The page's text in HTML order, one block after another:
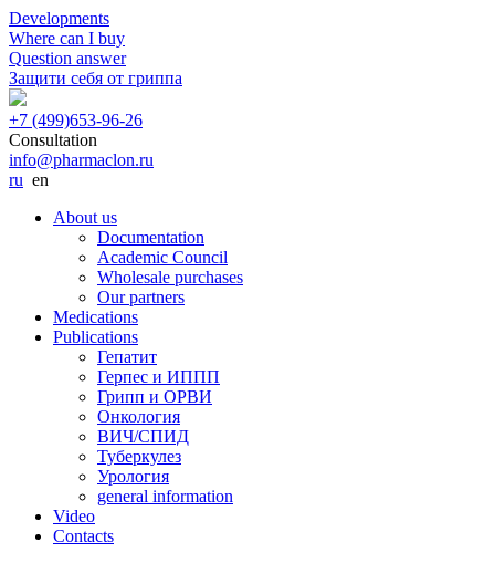
Developments
Where can I buy
Question answer
Защити себя от гриппа
+7 (499)653-96-26
Consultation
info@pharmaclon.ru
ru en
About us
Documentation
Academic Council
Wholesale purchases
Our partners
Medications
Publications
Гепатит
Герпес и ИППП
Грипп и ОРВИ
Онкология
ВИЧ/СПИД
Туберкулез
Урология
general information
Video
Contacts